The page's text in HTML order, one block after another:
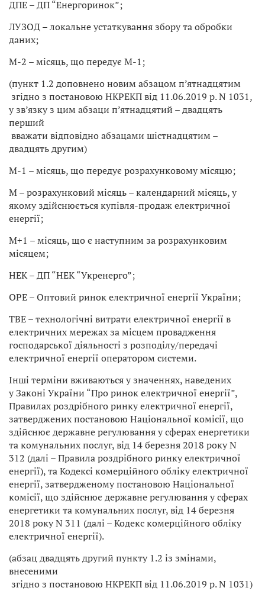
ДПЕ – ДП “Енергоринок”;
ЛУЗОД – локальне устаткування збору та обробки
даних;
М-2 – місяць, що передує М-1;
(пункт 1.2 доповнено новим абзацом п’ятнадцятим
згідно з постановою НКРЕКП від 11.06.2019 р. N 1031,
у зв’язку з цим абзаци п’ятнадцятий – двадцять
перший
вважати відповідно абзацами шістнадцятим –
двадцять другим)
M-1 – місяць, що передує розрахунковому місяцю;
M – розрахунковий місяць – календарний місяць, у
якому здійснюється купівля-продаж електричної
енергії;
M+1 – місяць, що є наступним за розрахунковим
місяцем;
НЕК – ДП “НЕК “Укренерго”;
ОРЕ – Оптовий ринок електричної енергії України;
ТВЕ – технологічні витрати електричної енергії в
електричних мережах за місцем провадження
господарської діяльності з розподілу/передачі
електричної енергії оператором системи.
Інші терміни вживаються у значеннях, наведених
у Законі України “Про ринок електричної енергії”,
Правилах роздрібного ринку електричної енергії,
затверджених постановою Національної комісії, що
здійснює державне регулювання у сферах енергетики
та комунальних послуг, від 14 березня 2018 року N
312 (далі – Правила роздрібного ринку електричної
енергії), та Кодексі комерційного обліку електричної
енергії, затвердженому постановою Національної
комісії, що здійснює державне регулювання у сферах
енергетики та комунальних послуг, від 14 березня
2018 року N 311 (далі – Кодекс комерційного обліку
електричної енергії).
(абзац двадцять другий пункту 1.2 із змінами,
внесеними
згідно з постановою НКРЕКП від 11.06.2019 р. N 1031)